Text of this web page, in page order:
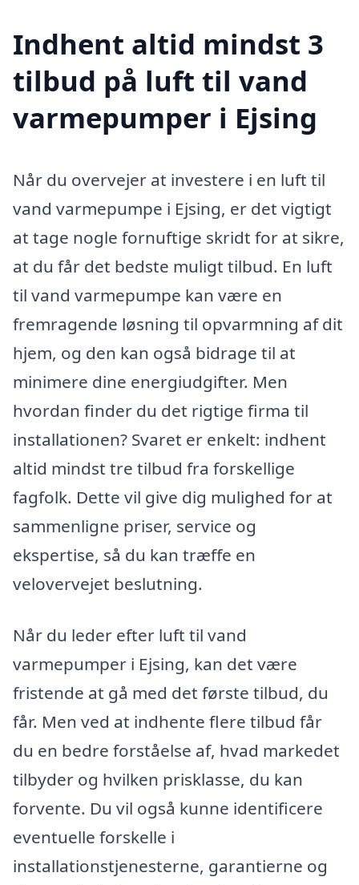
Indhent altid mindst 3
tilbud på luft til vand
varmepumper i Ejsing
Når du overvejer at investere i en luft til
vand varmepumpe i Ejsing, er det vigtigt
at tage nogle fornuftige skridt for at sikre,
at du får det bedste muligt tilbud. En luft
til vand varmepumpe kan være en
fremragende løsning til opvarmning af dit
hjem, og den kan også bidrage til at
minimere dine energiudgifter. Men
hvordan finder du det rigtige firma til
installationen? Svaret er enkelt: indhent
altid mindst tre tilbud fra forskellige
fagfolk. Dette vil give dig mulighed for at
sammenligne priser, service og
ekspertise, så du kan træffe en
velovervejet beslutning.
Når du leder efter luft til vand
varmepumper i Ejsing, kan det være
fristende at gå med det første tilbud, du
får. Men ved at indhente flere tilbud får
du en bedre forståelse af, hvad markedet
tilbyder og hvilken prisklasse, du kan
forvente. Du vil også kunne identificere
eventuelle forskelle i
installationstjenesterne, garantierne og